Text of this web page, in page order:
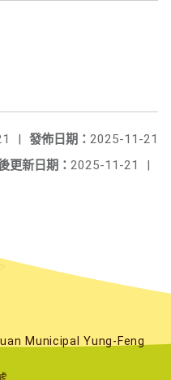
發佈日期： 2025-11-21
|
更新日期： 2025-11-21 |
Municipal Yung-Feng